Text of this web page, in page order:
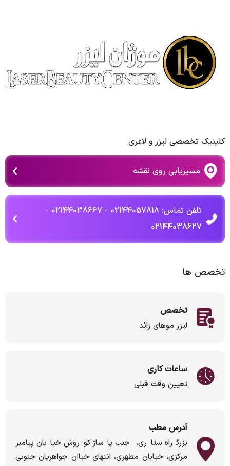
کلینیک تخصصی لیزر و لاغری
مسیریابی روی نقشه
تلفن تماس: 02144057818 - 02144038667 -
02144038627
تخصص ها
تخصص
لیزر موهای زائد
ساعات کاری
تعیین وقت قبلی
آدرس مطب
بزرگراه ستاری، جنب پاساژ کوروش خیابان پیامبر
مرکزی، خیابان مطهری، انتهای خیاان جواهریان جنوبی